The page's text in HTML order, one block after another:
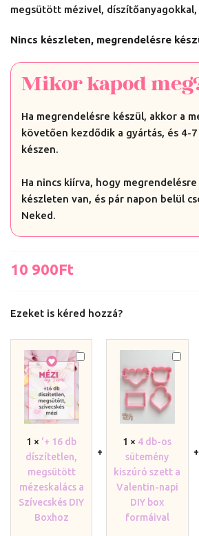
megsütött mézivel,
Nincs készleten, megrendelésre
Mikor kapod
Ha megrendelésre készül, akkor a
követően kezdődik a gyártás, és 4-
készen.
Ha nincs kiírva, hogy
készleten van, és pár napon belül
Neked.
10 900Ft
Ezeket is kéred hozzá?
'+
16
db
díszítetlen,
megsütött
Szívecskés
Boxhoz
1 × '+ 16 db
díszítetlen,
megsütött
mézeskalács a
Szívecskés DIY
Boxhoz
4
db-
napi
DIY
1 × 4 db-os
sütemény
kiszúró szett a
Valentin-napi
DIY box
formáival